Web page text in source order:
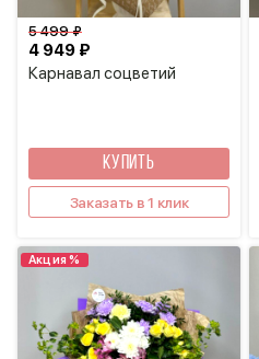
Карнавал соцветий
4 949 ₽
5 499 ₽
КУПИТЬ
Заказать в 1 клик
Акция %